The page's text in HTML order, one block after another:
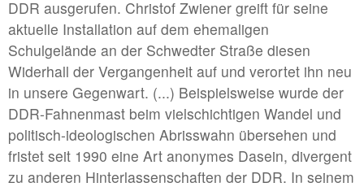
#7 | 2024 Sofiia Yesakova
#6 | 2024 Philipp Röcker
#5 | 2024 Francisco Correia
#4 | 2024 Kay Lotte Pommer mit Lara Hampe
#3 | 2024 Linda Lach
#2 | 2024 Susanne Kutter
DDR ausgerufen. Christof Zwiener greift für seine
aktuelle Installation auf dem ehemaligen
Schulgelände an der Schwedter Straße diesen
Widerhall der Vergangenheit auf und verortet ihn neu
in unsere Gegenwart. (...) Beispielsweise wurde der
DDR-Fahnenmast beim vielschichtigen Wandel und
politisch-ideologischen Abrisswahn übersehen und
fristet seit 1990 eine Art anonymes Dasein, divergent
zu anderen Hinterlassenschaften der DDR. In seinem